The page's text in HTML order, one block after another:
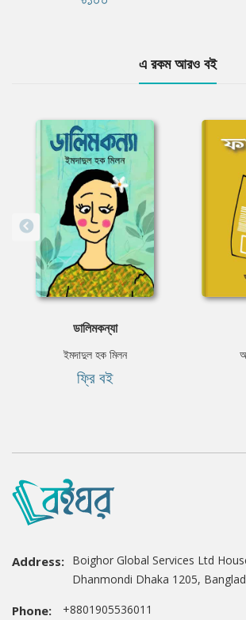
এ রকম আরও বই
ডালিমকন্যা
ইমদাদুল হক মিলন
ফ্রি বই
Address: Boighor Global Services Ltd
Dhanmondi Dhaka 1205,
Phone: +8801905536011